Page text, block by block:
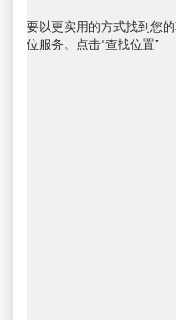
要以更实用的方式找到您
位服务。点击“查找位置”